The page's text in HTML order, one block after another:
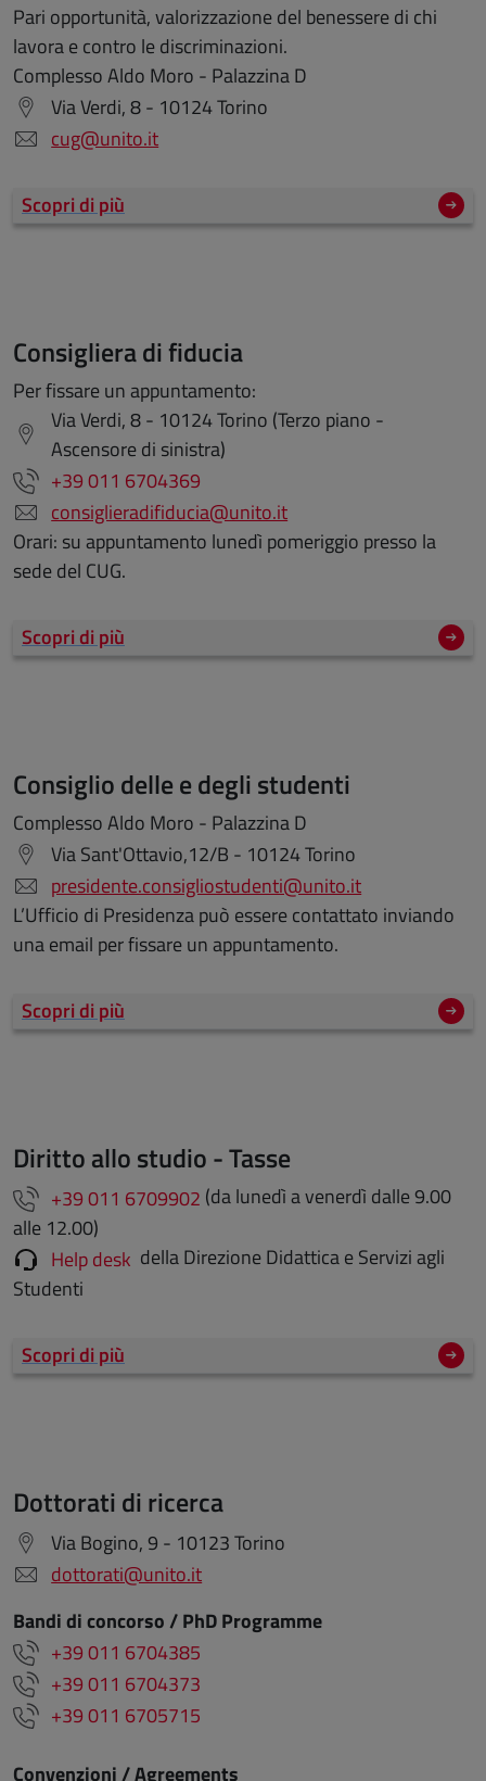
Pari opportunità, valorizzazione del benessere di chi
lavora e contro le discriminazioni.
Complesso Aldo Moro - Palazzina D
Via Verdi, 8 - 10124 Torino
cug@unito.it
Scopri di più
Consigliera di fiducia
Per fissare un appuntamento:
Via Verdi, 8 - 10124 Torino (Terzo piano -
Ascensore di sinistra)
+39 011 6704369
consiglieradifiducia@unito.it
Orari: su appuntamento lunedì pomeriggio presso la
sede del CUG.
Scopri di più
Consiglio delle e degli studenti
Complesso Aldo Moro - Palazzina D
Via Sant'Ottavio,12/B - 10124 Torino
presidente.consigliostudenti@unito.it
L’Ufficio di Presidenza può essere contattato inviando
una email per fissare un appuntamento.
Scopri di più
Diritto allo studio - Tasse
+39 011 6709902 (da lunedì a venerdì dalle 9.00
alle 12.00)
Help desk della Direzione Didattica e Servizi agli
Studenti
Scopri di più
Dottorati di ricerca
Via Bogino, 9 - 10123 Torino
dottorati@unito.it
Bandi di concorso / PhD Programme
+39 011 6704385
+39 011 6704373
+39 011 6705715
Convenzioni / Agreements